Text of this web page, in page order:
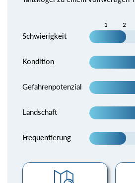
1 2
Schwierigkeit
Kondition
Gefahrenpotenzial
Landschaft
Frequentierung